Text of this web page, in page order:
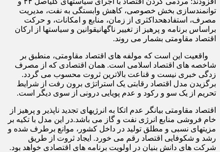
توانمندسازی بخش خصوصی، کاهش وابستگی به نفت، مدیریت
مصرف، استفادهحداکثری از زمان، منابع و امکانات، و حرکت
براساس برنامه و پرهیز از تغییر ناگهانیقوانین و سیاستها از ارکان
اقتصاد مقاومتی بشمار می روند.
واقعیت این است که مولفه های اقتصاد مقاومتی، منطبق بر
شاخصه های اقتصاد اسلامی است. همان اقتصادی که از مصرف
زدگی خبری نیست و قناعت بالاترین ثروت محسوب می گردد.
برگزیدن مدل اقتصاد رقابتی یک استراتژی برون رفت از شرایط
تحریم از یک سو و رکود و عدم پویایی درونی از سوی دیگر است.
اقتصاد مقاومتی بیانگر عدم اتکا به انرژیهای تجدید ناپذیر و پرهیز از
خام فروشی منابع انرژی نفت و گاز می باشد.در این مدل با تکیه بر
مزیتهای نسبی و مطلق تولید در داخل کشور، موانع برطرف شده و
رشد و شکوفایی اقتصاد رقم می خورد. ایجاد ثروت از طریق
شرکت های دانش بنیان در اولویت برنامه های اقتصادی خواهد بود.